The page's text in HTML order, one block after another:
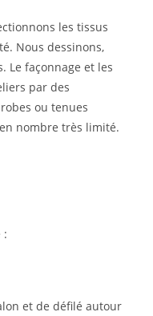
les tissus
. Nous dessinons,
Le façonnage et les
par des
ou tenues
nombre très limité.
:
et de défilé autour